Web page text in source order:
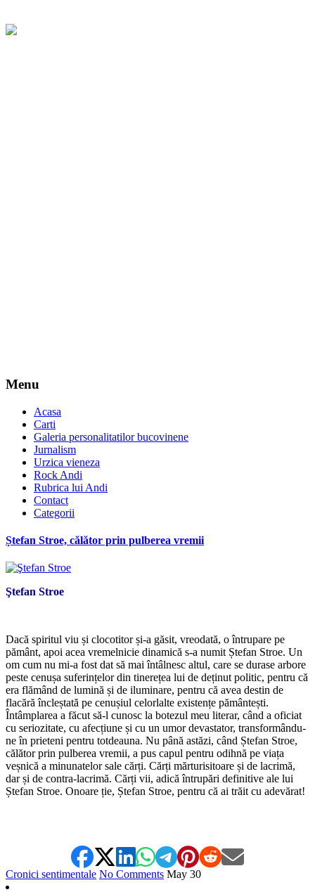
Menu
Acasa
Carti
Galeria personalitatilor bucovinene
Jurnalism
Urzica vieneza
Rock Andi
Rubrica lui Andi
Contact
Categorii
Ștefan Stroe, călător prin pulberea vremii
Ştefan Stroe
Dacă spiritul viu și clocotitor și-a găsit, vreodată, o întrupare pe
pământ, apoi acea vremelnicie dinamică s-a numit Ștefan Stroe. Un
om cum nu mi-a fost dat să mai întâlnesc altul, care se durase arbore
peste cenușa suferințelor din tinerețea lui de deținut politic, pentru că
era flămând de lumină și de iluminare, pentru că avea destin de
flacără încleștată pe cenușiul celorlalte existențe pământești.
Întâmplarea a făcut să-l cunosc la botezul meu literar, când a oficiat
cu seriozitate, cu afecțiune și cu un umor devastator, transformându-
ne în prieteni pentru totdeauna. Nu până astăzi, când Ștefan Stroe,
călător prin pulberea vremii, a pus capul pentru odihnă pe viața
veșnică a minunatelor sale cărți. Cărți mărturisitoare și de lacrimă,
dar și de contra-lacrimă. Cărți vii, adică întrupări definitive ale lui
Ștefan Stroe. Onoare ție, Ștefan Stroe, pentru că ai trăit cu adevărat!
Cronici sentimentale No Comments May 30